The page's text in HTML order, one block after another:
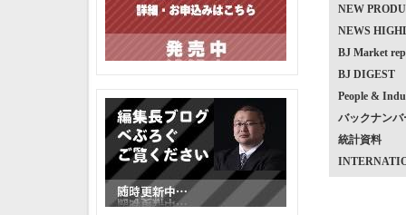
NEW
NEWS
BJ Market
BJ DIGEST
People &
バックナンバ
統計資料